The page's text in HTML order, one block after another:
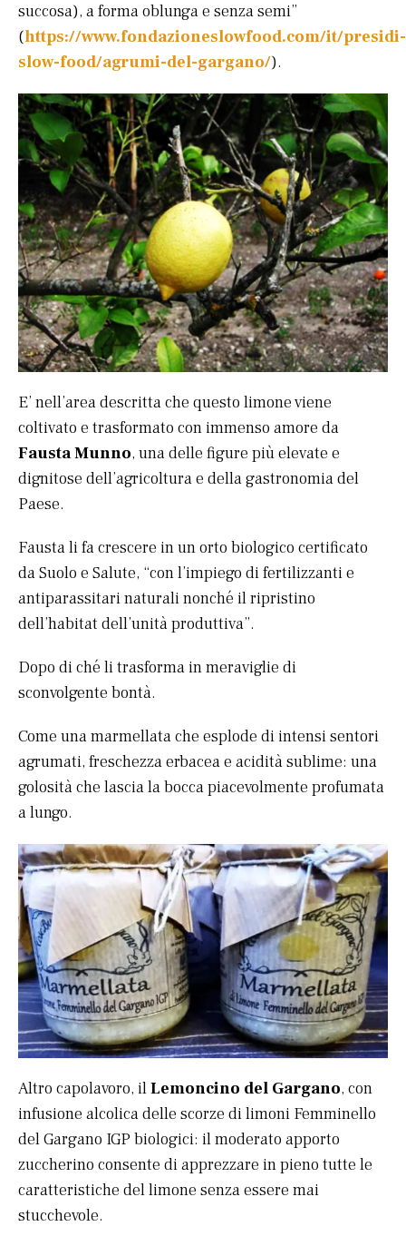
succosa), a forma oblunga e senza semi”
(https://www.fondazioneslowfood.com/it/presidi-
slow-food/agrumi-del-gargano/).
E’ nell’area descritta che questo limone viene
coltivato e trasformato con immenso amore da
Fausta Munno, una delle figure più elevate e
dignitose dell’agricoltura e della gastronomia del
Paese.
Fausta li fa crescere in un orto biologico certificato
da Suolo e Salute, “con l’impiego di fertilizzanti e
antiparassitari naturali nonché il ripristino
dell’habitat dell’unità produttiva”.
Dopo di ché li trasforma in meraviglie di
sconvolgente bontà.
Come una marmellata che esplode di intensi sentori
agrumati, freschezza erbacea e acidità sublime: una
golosità che lascia la bocca piacevolmente profumata
a lungo.
Altro capolavoro, ilLemoncino del Gargano, con
infusione alcolica delle scorze di limoni Femminello
del Gargano IGP biologici: il moderato apporto
zuccherino consente di apprezzare in pieno tutte le
caratteristiche del limone senza essere mai
stucchevole.